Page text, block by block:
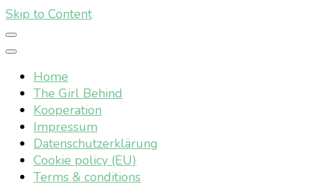
Skip to Content
Home
The Girl Behind
Kooperation
Impressum
Datenschutzerklärung
Cookie policy (EU)
Terms & conditions